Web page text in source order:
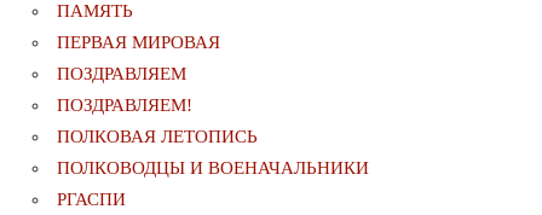
ПАМЯТЬ
ПЕРВАЯ МИРОВАЯ
ПОЗДРАВЛЯЕМ
ПОЗДРАВЛЯЕМ!
ПОЛКОВАЯ ЛЕТОПИСЬ
ПОЛКОВОДЦЫ И ВОЕНАЧАЛЬНИКИ
РГАСПИ